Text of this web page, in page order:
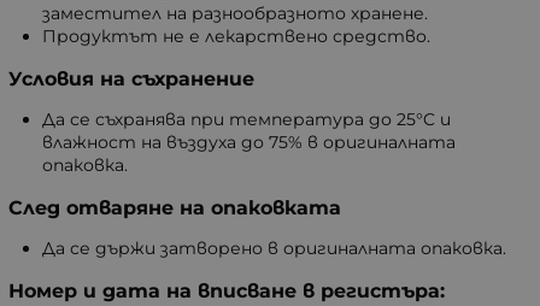
заместител на разнообразното хранене.
Продуктът не е лекарствено средство.
Условия на съхранение
Да се съхранява при температура до 25°C и
влажност на въздуха до 75% в оригиналната
опаковка.
След отваряне на опаковката
Да се държи затворено в оригиналната опаковка.
Номер и дата на вписване в регистъра: